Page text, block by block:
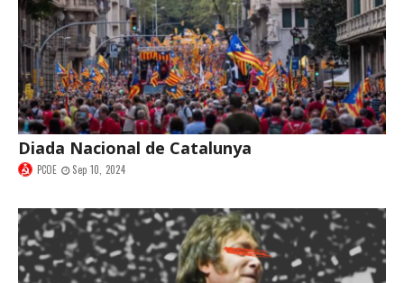
Diada Nacional de Catalunya
PCOE Sep 10, 2024